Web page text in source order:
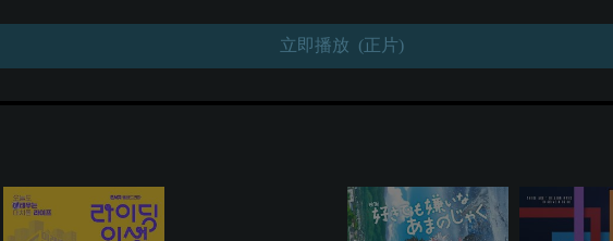
立即播放 (正片)